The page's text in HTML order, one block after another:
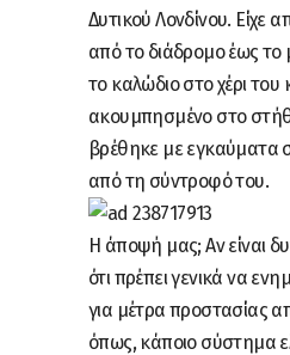
Δυτικού Λονδίνου. Είχε
από το διάδρομο έως το
το καλώδιο στο χέρι του
ακουμπησμένο στο
βρέθηκε με εγκαύματα
από τη σύντροφό του.
Η άποψή μας; Αν είναι
ότι πρέπει γενικά να
για μέτρα προστασίας
όπως, κάποιο σύστημα